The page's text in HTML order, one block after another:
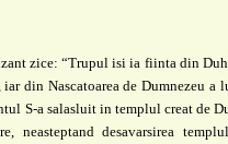
zice: “Trupul isi ia fiinta din
din Nascatoarea de Dumnezeu a
S-a salasluit in templul creat de
neasteptanddesavarsirea